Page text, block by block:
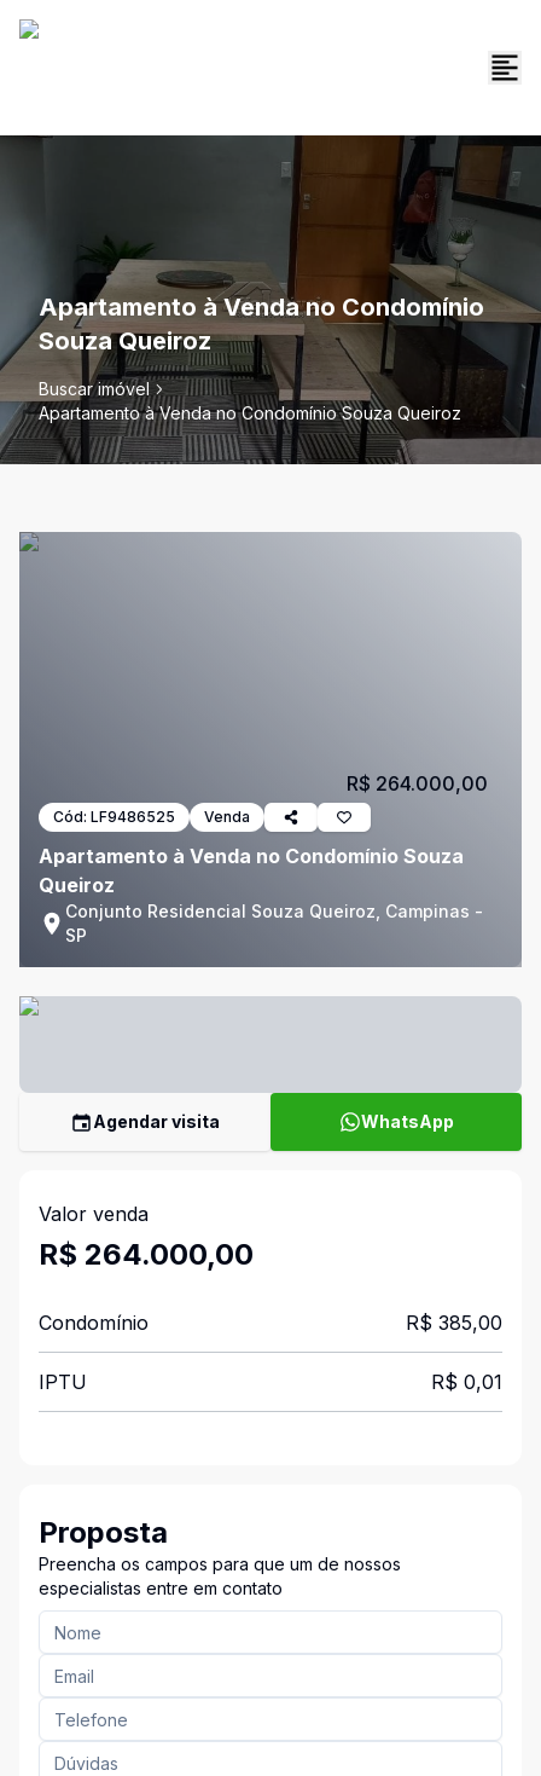
Apartamento à Venda no Condomínio
Souza Queiroz
Buscar imóvel
Apartamento à Venda no Condomínio Souza Queiroz
Cód: LF9486525 Venda
Apartamento à Venda no Condomínio Souza
Queiroz
Conjunto Residencial Souza Queiroz, Campinas -
SP
R$ 264.000,00
Agendar visita WhatsApp
Valor venda
R$ 264.000,00
Condomínio R$ 385,00
IPTU R$ 0,01
Proposta
Preencha os campos para que um de nossos
especialistas entre em contato